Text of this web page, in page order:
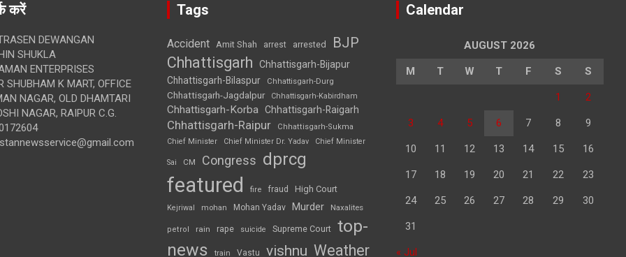
करें
DEWANGAN
SHUKLA
ENTERPRISES
SHUBHAM K MART, OFFICE
NAGAR, OLD DHAMTARI
NAGAR, RAIPUR C.G.
Tags
Accident Amit Shah arrest arrested BJP
Chhattisgarh
Chhattisgarh-Bijapur
Chhattisgarh-Bilaspur
Chhattisgarh-Durg
Chhattisgarh-Jagdalpur Chhattisgarh-Kabirdham
Chhattisgarh-Korba Chhattisgarh-Raigarh
Chhattisgarh-Raipur
Chhattisgarh-Sukma
Chief Minister
Chief Minister Dr. Yadav Chief Minister
Sai CM Congress dprcg
featured fire fraud High Court
Kejriwal mohan Mohan Yadav Murder Naxalites
petrol rain rape suicide Supreme Court top-
news
train Vastu vishnu Weather
Calendar
AUGUST 2026
M T W T F S S
1 2
3 4 5 6 7 8 9
10 11 12 13 14 15 16
17 18 19 20 21 22 23
24 25 26 27 28 29 30
31
« Jul